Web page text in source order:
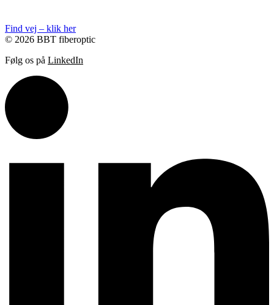
Find vej – klik her
© 2026 BBT fiberoptic
Følg os på LinkedIn